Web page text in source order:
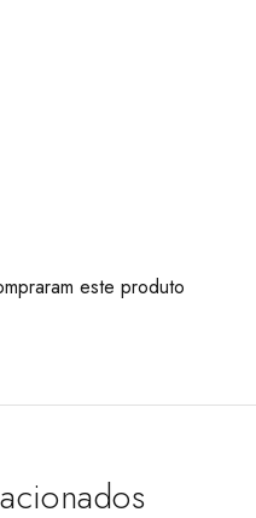
este produto